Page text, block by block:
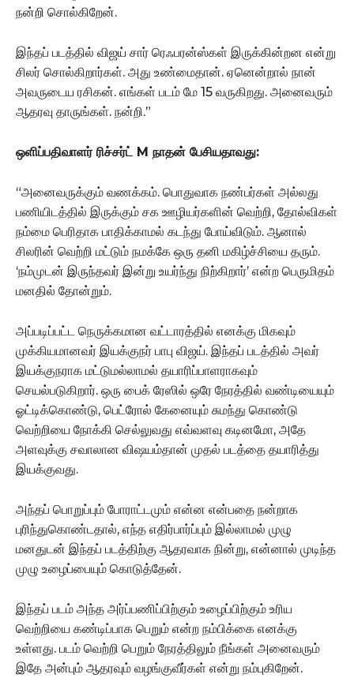
நன்றி சொல்கிறேன்.
இந்தப் படத்தில் விஜய் சார் ரெஃபரன்ஸ்கள் இருக்கின்றன என்று
சிலர் சொல்கிறார்கள். அது உண்மைதான். ஏனென்றால் நான்
அவருடைய ரசிகன். எங்கள் படம் மே 15 வருகிறது. அனைவரும்
ஆதரவு தாருங்கள். நன்றி.”
ஒளிப்பதிவாளர் ரிச்சர்ட் M நாதன் பேசியதாவது:
“அனைவருக்கும் வணக்கம். பொதுவாக நண்பர்கள் அல்லது
பணியிடத்தில் இருக்கும் சக ஊழியர்களின் வெற்றி, தோல்விகள்
நம்மை பெரிதாக பாதிக்காமல் கடந்து போய்விடும். ஆனால்
சிலரின் வெற்றி மட்டும் நமக்கே ஒரு தனி மகிழ்ச்சியை தரும்.
‘நம்முடன் இருந்தவர் இன்று உயர்ந்து நிற்கிறார்’ என்ற பெருமிதம்
மனதில் தோன்றும்.
அப்படிப்பட்ட நெருக்கமான வட்டாரத்தில் எனக்கு மிகவும்
முக்கியமானவர் இயக்குநர் பாபு விஜய். இந்தப் படத்தில் அவர்
இயக்குநராக மட்டுமல்லாமல் தயாரிப்பாளராகவும்
செயல்படுகிறார். ஒரு பைக் ரேஸில் ஒரே நேரத்தில் வண்டியையும்
ஓட்டிக்கொண்டு, பெட்ரோல் கேனையும் சுமந்து கொண்டு
வெற்றியை நோக்கி செல்லுவது எவ்வளவு கடினமோ, அதே
அளவுக்கு சவாலான விஷயம்தான் முதல் படத்தை தயாரித்து
இயக்குவது.
அந்தப் பொறுப்பும் போராட்டமும் என்ன என்பதை நன்றாக
புரிந்துகொண்டதால், எந்த எதிர்பார்ப்பும் இல்லாமல் முழு
மனதுடன் இந்தப் படத்திற்கு ஆதரவாக நின்று, என்னால் முடிந்த
முழு உழைப்பையும் கொடுத்தேன்.
இந்தப் படம் அந்த அர்ப்பணிப்பிற்கும் உழைப்பிற்கும் உரிய
வெற்றியை கண்டிப்பாக பெறும் என்ற நம்பிக்கை எனக்கு
உள்ளது. படம் வெற்றி பெறும் நேரத்திலும் நீங்கள் அனைவரும்
இதே அன்பும் ஆதரவும் வழங்குவீர்கள் என்று நம்புகிறேன்.